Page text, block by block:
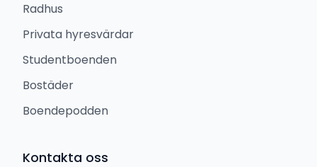
Radhus
Privata hyresvärdar
Studentboenden
Bostäder
Boendepodden
Kontakta oss